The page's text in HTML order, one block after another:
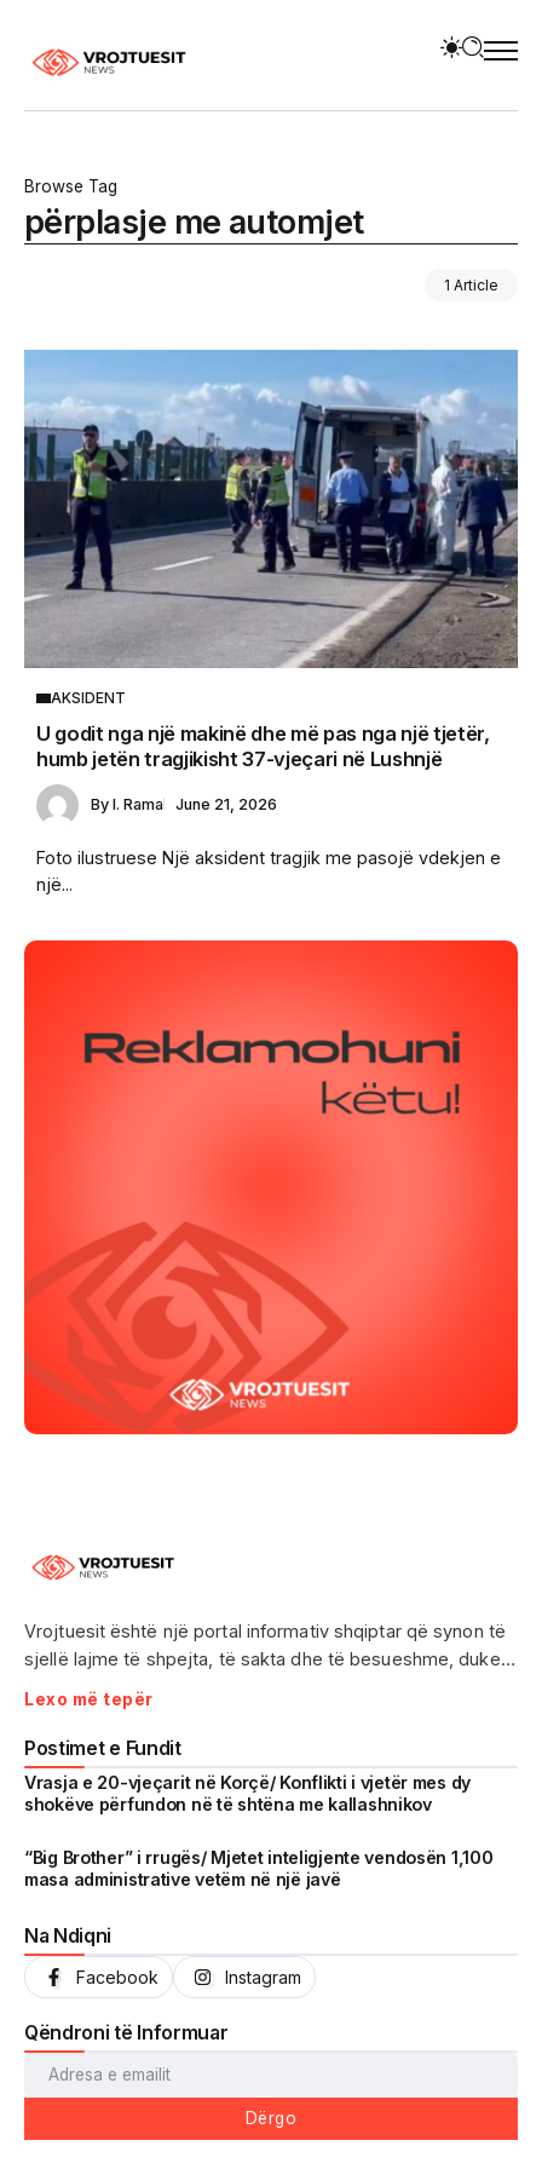
Browse Tag
përplasje me automjet
1 Article
AKSIDENT
U godit nga një makinë dhe më pas nga një tjetër,
humb jetën tragjikisht 37-vjeçari në Lushnjë
By I. Rama June 21, 2026
Foto ilustruese Një aksident tragjik me pasojë vdekjen e
një...
Vrojtuesit është një portal informativ shqiptar që synon të
sjellë lajme të shpejta, të sakta dhe të besueshme, duke
treguar realitetin pa çensurë. Fokus i punës sonë janë
ngjarjet e aktualitetit, problematikat sociale, denoncimet
qytetare dhe zhvillimet që prekin drejtpërdrejt jetën e
përditshme të shqiptarëve.
arritura në një kohë shumë të shkurtër, Vrojtuesit është
kthyer në një zë të fortë informimi dhe një pasqyrë reale të
Lexo më tepër
Postimet e Fundit
Vrasja e 20-vjeçarit në Korçë/ Konflikti i vjetër mes dy
shokëve përfundon në të shtëna me kallashnikov
“Big Brother” i rrugës/ Mjetet inteligjente vendosën 1,100
masa administrative vetëm në një javë
Na Ndiqni
Facebook Instagram
Qëndroni të Informuar
Dërgo